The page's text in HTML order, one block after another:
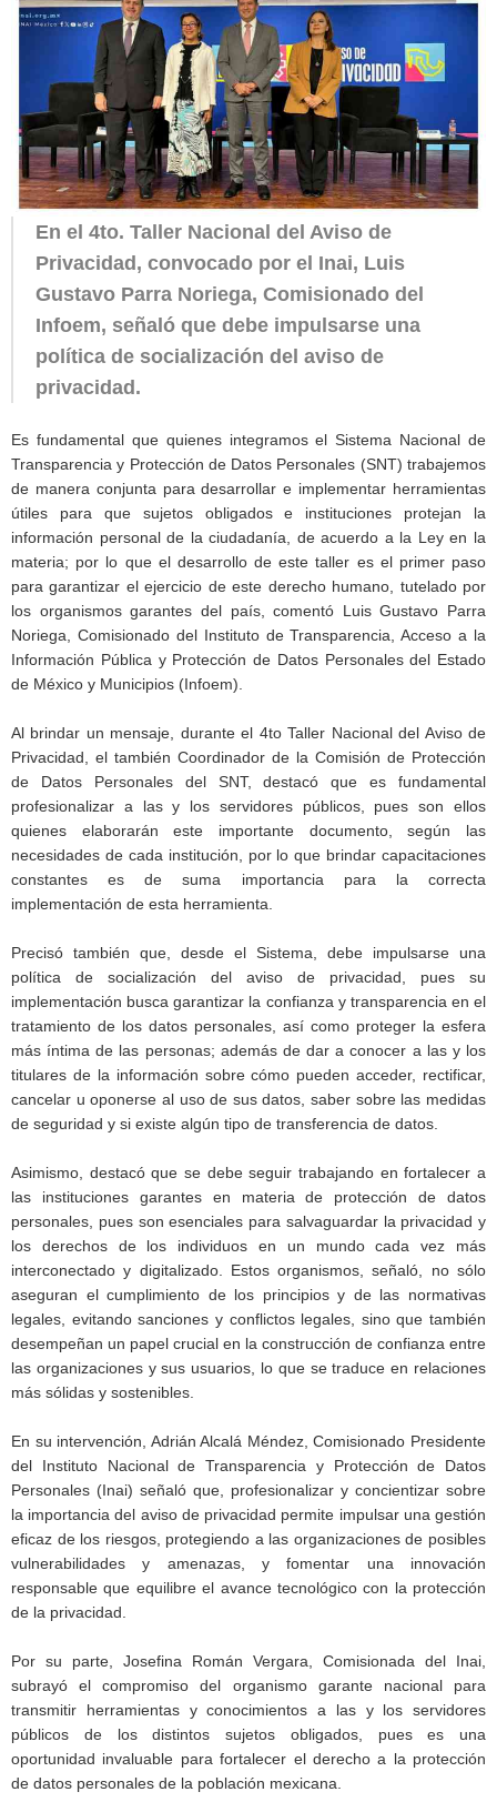
En el 4to. Taller Nacional del Aviso de
Privacidad, convocado por el Inai, Luis
Gustavo Parra Noriega, Comisionado del
Infoem, señaló que debe impulsarse una
política de socialización del aviso de
privacidad.
Es fundamental que quienes integramos el Sistema Nacional de
Transparencia y Protección de Datos Personales (SNT) trabajemos
de manera conjunta para desarrollar e implementar herramientas
útiles para que sujetos obligados e instituciones protejan la
información personal de la ciudadanía, de acuerdo a la Ley en la
materia; por lo que el desarrollo de este taller es el primer paso
para garantizar el ejercicio de este derecho humano, tutelado por
los organismos garantes del país, comentó Luis Gustavo Parra
Noriega, Comisionado del Instituto de Transparencia, Acceso a la
Información Pública y Protección de Datos Personales del Estado
de México y Municipios (Infoem).
Al brindar un mensaje, durante el 4to Taller Nacional del Aviso de
Privacidad, el también Coordinador de la Comisión de Protección
de Datos Personales del SNT, destacó que es fundamental
profesionalizar a las y los servidores públicos, pues son ellos
quienes elaborarán este importante documento, según las
necesidades de cada institución, por lo que brindar capacitaciones
constantes es de suma importancia para la correcta
implementación de esta herramienta.
Precisó también que, desde el Sistema, debe impulsarse una
política de socialización del aviso de privacidad, pues su
implementación busca garantizar la confianza y transparencia en el
tratamiento de los datos personales, así como proteger la esfera
más íntima de las personas; además de dar a conocer a las y los
titulares de la información sobre cómo pueden acceder, rectificar,
cancelar u oponerse al uso de sus datos, saber sobre las medidas
de seguridad y si existe algún tipo de transferencia de datos.
Asimismo, destacó que se debe seguir trabajando en fortalecer a
las instituciones garantes en materia de protección de datos
personales, pues son esenciales para salvaguardar la privacidad y
los derechos de los individuos en un mundo cada vez más
interconectado y digitalizado. Estos organismos, señaló, no sólo
aseguran el cumplimiento de los principios y de las normativas
legales, evitando sanciones y conflictos legales, sino que también
desempeñan un papel crucial en la construcción de confianza entre
las organizaciones y sus usuarios, lo que se traduce en relaciones
más sólidas y sostenibles.
En su intervención, Adrián Alcalá Méndez, Comisionado Presidente
del Instituto Nacional de Transparencia y Protección de Datos
Personales (Inai) señaló que, profesionalizar y concientizar sobre
la importancia del aviso de privacidad permite impulsar una gestión
eficaz de los riesgos, protegiendo a las organizaciones de posibles
vulnerabilidades y amenazas, y fomentar una innovación
responsable que equilibre el avance tecnológico con la protección
de la privacidad.
Por su parte, Josefina Román Vergara, Comisionada del Inai,
subrayó el compromiso del organismo garante nacional para
transmitir herramientas y conocimientos a las y los servidores
públicos de los distintos sujetos obligados, pues es una
oportunidad invaluable para fortalecer el derecho a la protección
de datos personales de la población mexicana.